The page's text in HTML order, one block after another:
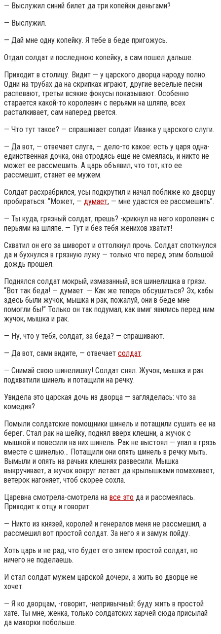
— Выслужил синий билет да три копейки деньгами?
— Выслужил.
— Дай мне одну копейку. Я тебе в беде пригожусь.
Отдал солдат и последнюю копейку, а сам пошел дальше.
Приходит в столицу. Видит — у царского дворца народу полно.
Одни на трубах да на скрипках играют, другие веселые песни
распевают, третьи всякие фокусы показывают. Особенно
старается какой-то королевич с перьями на шляпе, всех
расталкивает, сам наперед рвется.
— Что тут такое? — спрашивает солдат Иванка у царского слуги.
— Да вот, — отвечает слуга, — дело-то какое: есть у царя одна-
единственная дочка, она отродясь еще не смеялась, и никто не
может ее рассмешить. А царь объявил, что тот, кто ее
рассмешит, станет ее мужем.
Солдат расхрабрился, усы подкрутил и начал поближе ко дворцу
пробираться: “Может, — думает, — мне удастся ее рассмешить”.
— Ты куда, грязный солдат, прешь? -крикнул на него королевич с
перьями на шляпе. — Тут и без тебя женихов хватит!
Схватил он его за шиворот и оттолкнул прочь. Солдат споткнулся
да и бухнулся в грязную лужу — только что перед этим большой
дождь прошел.
Поднялся солдат мокрый, измазанный, вся шинелишка в грязи.
“Вот так беда! — думает. — Как же теперь обсушиться? Эх, кабы
здесь были жучок, мышка и рак, пожалуй, они в беде мне
помогли бы!” Только он так подумал, как вмиг явились перед ним
жучок, мышка и рак.
— Ну, что у тебя, солдат, за беда? — спрашивают.
— Да вот, сами видите, — отвечает солдат.
— Снимай свою шинелишку! Солдат снял. Жучок, мышка и рак
подхватили шинель и потащили на речку.
Увидела это царская дочь из дворца — загляделась: что за
комедия?
Помыли солдатские помощники шинель и потащили сушить ее на
берег. Стал рак на шейку, поднял вверх клешни, а жучок с
мышкой и повесили на них шинель. Рак не выстоял — упал в грязь
вместе с шинелью… Потащили они опять шинель в речку мыть.
Вымыли и опять на рачьих клешнях развесили. Мышка
выкручивает, а жучок вокруг летает да крылышками помахивает,
ветерок нагоняет, чтоб скорее сохла.
Царевна смотрела-смотрела на все это да и рассмеялась.
Приходит к отцу и говорит:
— Никто из князей, королей и генералов меня не рассмешил, а
рассмешил вот простой солдат. За него я и замуж пойду.
Хоть царь и не рад, что будет его зятем простой солдат, но
ничего не поделаешь.
И стал солдат мужем царской дочери, а жить во дворце не
хочет.
— Я ко дворцам, -говорит, -непривычный: буду жить в простой
хате. Ты мне, женка, только солдатских харчей сюда присылай
да махорки побольше.